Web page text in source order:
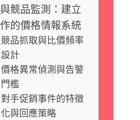
競品監測：建立
的價格情報系統
競品抓取與比價頻率
設計
價格異常偵測與告警
門檻
對手促銷事件的特徵
化與回應策略